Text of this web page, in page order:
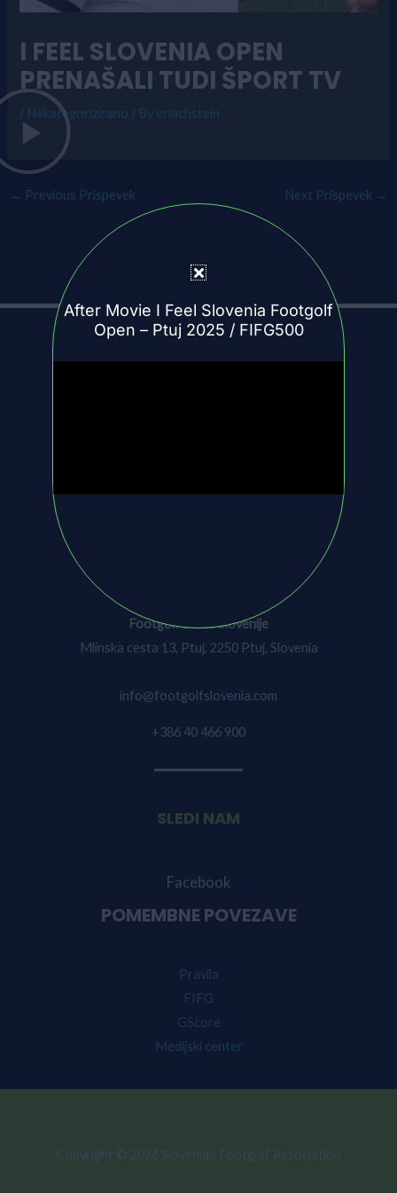
I FEEL SLOVENIA OPEN
PRENAŠALI TUDI ŠPORT TV
/ Nekategorizirano / By erlachstein
← Previous Prispevek Next Prispevek →
FOOTGOLFA.
Footgolf zveza Slovenije
Mlinska cesta 13, Ptuj, 2250 Ptuj, Slovenia
info@footgolfslovenia.com
+386 40 466 900
SLEDI NAM
Facebook
POMEMBNE POVEZAVE
Pravila
FIFG
GScore
Medijski center
Copyright © 2026 Slovenian Footgolf Association
After Movie I Feel Slovenia Footgolf
Open – Ptuj 2025 / FIFG500